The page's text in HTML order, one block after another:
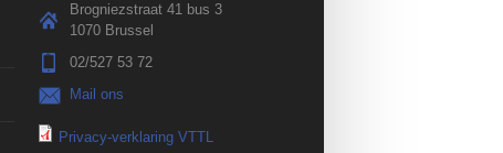
Brogniezstraat 41 bus 3
1070 Brussel
02/527 53 72
Mail ons
Privacy-verklaring VTTL